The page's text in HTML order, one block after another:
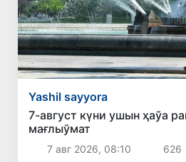
Yashil sayyora
7-август күни ушын ҳаўа
мағлыўмат
7 авг 2026, 08:10 626